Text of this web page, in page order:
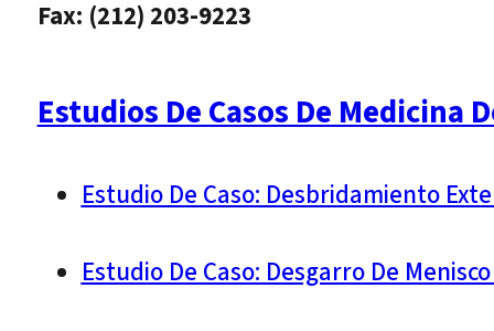
Fax: (212) 203-9223
Estudios De Casos De Medicina
Estudio De Caso: Desbridamiento
Estudio De Caso: Desgarro De